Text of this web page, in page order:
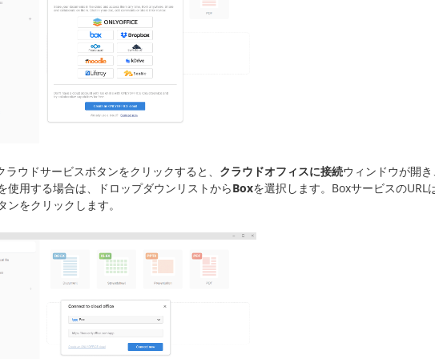
ラウドサービスボタンをクリックすると、 クラウドオフィスに接続ウィンドウが開き
使用する場合は、ドロップダウンリストからBoxを選択します。BoxサービスのURL
ンをクリックします。